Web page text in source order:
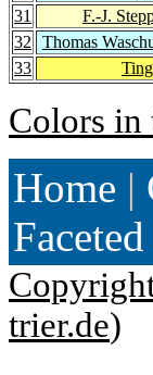
31
F.-J.
32
Thomas
33
Colors in
Home |
Faceted
trier.de)